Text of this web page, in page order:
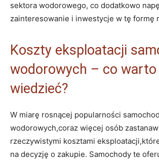
sektora wodorowego, co dodatkowo
zainteresowanie‍ i inwestycje w tę formę
Koszty ⁤eksploatacji
⁢wodorowych – co warto
wiedzieć?
W miarę ​rosnącej⁤ popularności
wodorowych,coraz więcej osób
rzeczywistymi kosztami⁢
na decyzję ‍o zakupie. Samochody​ te